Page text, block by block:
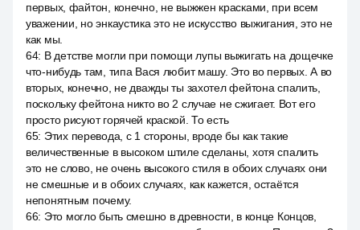
первых, файтон, конечно, не выжжен красками, при всем
уважении, но энкаустика это не искусство выжигания, это не
как мы.
64: В детстве могли при помощи лупы выжигать на дощечке
что-нибудь там, типа Вася любит машу. Это во первых. А во
вторых, конечно, не дважды ты захотел фейтона спалить,
поскольку фейтона никто во 2 случае не сжигает. Вот его
просто рисуют горячей краской. То есть
65: Этих перевода, с 1 стороны, вроде бы как такие
величественные в высоком штиле сделаны, хотя спалить
это не слово, не очень высокого стиля в обоих случаях они
не смешные и в обоих случаях, как кажется, остаётся
непонятным почему.
66: Это могло быть смешно в древности, в конце Концов,